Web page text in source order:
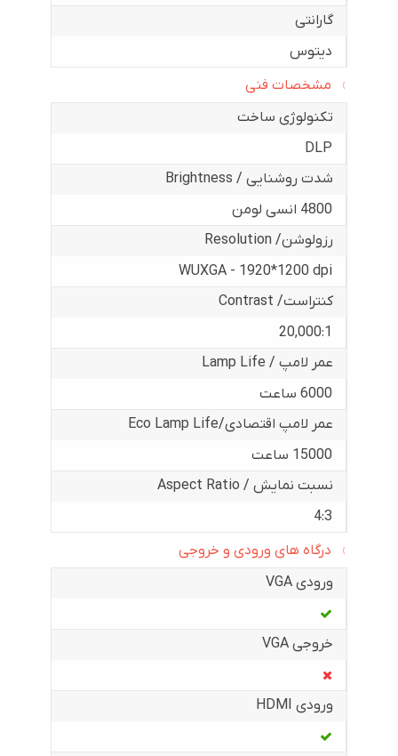
گارانتی
دیتوس
مشخصات فنی
تکنولوژی ساخت
DLP
شدت روشنایی / Brightness
4800 انسی لومن
رزولوشن/ Resolution
WUXGA - 1920*1200 dpi
کنتراست/ Contrast
20,000:1
عمر لامپ / Lamp Life
6000 ساعت
عمر لامپ اقتصادی/Eco Lamp Life
15000 ساعت
نسبت نمایش / Aspect Ratio
4:3
درگاه های ورودی و خروجی
ورودی VGA
خروجی VGA
ورودی HDMI